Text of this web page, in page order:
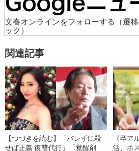
文春オンラインをフォローする
（遷
ック）
関連記事
【つづきを読む】「バレずに殺
せば正義 復讐代行」「覚醒剤
《卒ア
活、ホ